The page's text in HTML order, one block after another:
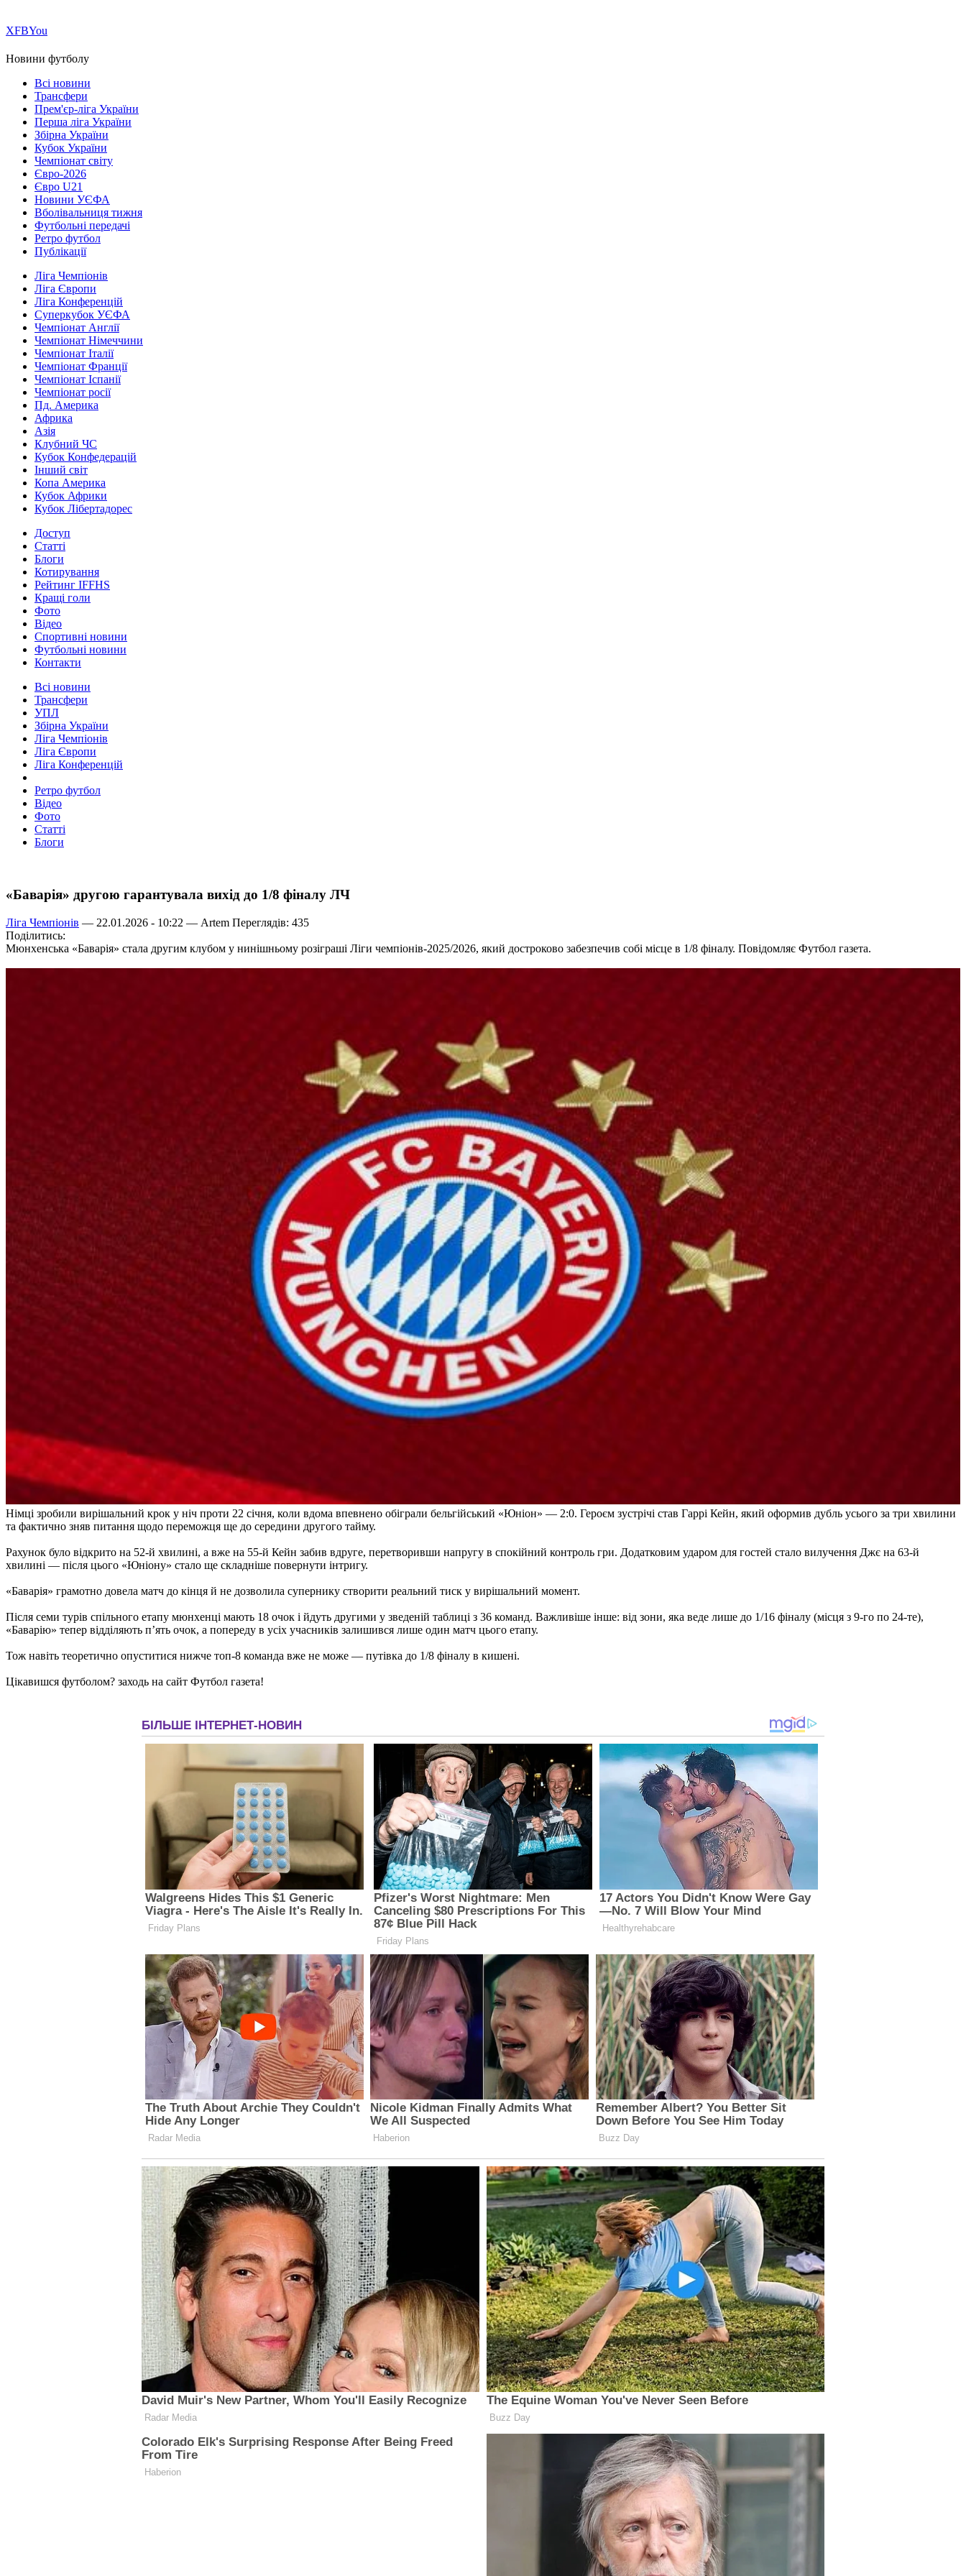
ХFBYou
Новини футболу
Всі новини
Трансфери
Прем'єр-ліга України
Перша ліга України
Збірна України
Кубок України
Чемпіонат світу
Євро-2026
Євро U21
Новини УЄФА
Вболівальниця тижня
Футбольні передачі
Ретро футбол
Публікації
Ліга Чемпіонів
Ліга Європи
Ліга Конференцій
Суперкубок УЄФА
Чемпіонат Англії
Чемпіонат Німеччини
Чемпіонат Італії
Чемпіонат Франції
Чемпіонат Іспанії
Чемпіонат росії
Пд. Америка
Африка
Азія
Клубний ЧС
Кубок Конфедерацій
Інший світ
Копа Америка
Кубок Африки
Кубок Лібертадорес
Доступ
Статті
Блоги
Котирування
Рейтинг IFFHS
Кращі голи
Фото
Відео
Спортивні новини
Футбольні новини
Контакти
Всі новини
Трансфери
УПЛ
Збірна України
Ліга Чемпіонів
Ліга Європи
Ліга Конференцій
Ретро футбол
Відео
Фото
Статті
Блоги
«Баварія» другою гарантувала вихід до 1/8 фіналу ЛЧ
Ліга Чемпіонів — 22.01.2026 - 10:22 — Artem Переглядів: 435
Поділитись:
Мюнхенська «Баварія» стала другим клубом у нинішньому розіграші Ліги чемпіонів-2025/2026, який достроково забезпечив собі місце в 1/8 фіналу. Повідомляє Футбол газета.
Німці зробили вирішальний крок у ніч проти 22 січня, коли вдома впевнено обіграли бельгійський «Юніон» — 2:0. Героєм зустрічі став Гаррі Кейн, який оформив дубль усього за три хвилини
та фактично зняв питання щодо переможця ще до середини другого тайму.
Рахунок було відкрито на 52-й хвилині, а вже на 55-й Кейн забив вдруге, перетворивши напругу в спокійний контроль гри. Додатковим ударом для гостей стало вилучення Джє на 63-й
хвилині — після цього «Юніону» стало ще складніше повернути інтригу.
«Баварія» грамотно довела матч до кінця й не дозволила супернику створити реальний тиск у вирішальний момент.
Після семи турів спільного етапу мюнхенці мають 18 очок і йдуть другими у зведеній таблиці з 36 команд. Важливіше інше: від зони, яка веде лише до 1/16 фіналу (місця з 9-го по 24-те),
«Баварію» тепер відділяють п’ять очок, а попереду в усіх учасників залишився лише один матч цього етапу.
Тож навіть теоретично опуститися нижче топ-8 команда вже не може — путівка до 1/8 фіналу в кишені.
Цікавишся футболом? заходь на сайт Футбол газета!